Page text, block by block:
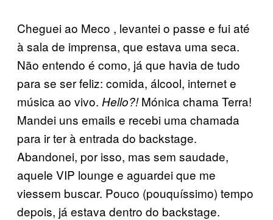
Cheguei ao Meco , levantei o passe e fui até
à sala de imprensa, que estava uma seca.
Não entendo é como, já que havia de tudo
para se ser feliz: comida, álcool, internet e
música ao vivo. Hello?!Mónica chama Terra!
Mandei uns emails e recebi uma chamada
para ir ter à entrada do backstage.
Abandonei, por isso, mas sem saudade,
aquele VIP lounge e aguardei que me
viessem buscar. Pouco (pouquíssimo) tempo
depois, já estava dentro do backstage.